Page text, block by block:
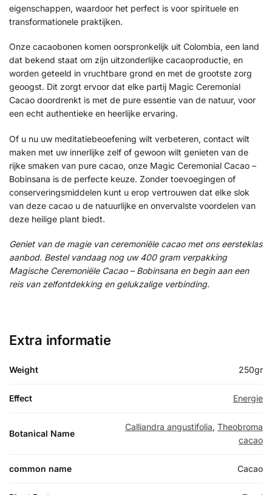
eigenschappen, waardoor het perfect is voor spirituele en
transformationele praktijken.
Onze cacaobonen komen oorspronkelijk uit Colombia, een land
dat bekend staat om zijn uitzonderlijke cacaoproductie, en
worden geteeld in vruchtbare grond en met de grootste zorg
geoogst. Dit zorgt ervoor dat elke partij Magic Ceremonial
Cacao doordrenkt is met de pure essentie van de natuur, voor
een echt authentieke en heerlijke ervaring.
Of u nu uw meditatiebeoefening wilt verbeteren, contact wilt
maken met uw innerlijke zelf of gewoon wilt genieten van de
rijke smaken van pure cacao, onze Magic Ceremonial Cacao –
Bobinsana is de perfecte keuze. Zonder toevoegingen of
conserveringsmiddelen kunt u erop vertrouwen dat elke slok
van deze cacao u de natuurlijke en onvervalste voordelen van
deze heilige plant biedt.
Geniet van de magie van ceremoniële cacao met ons eersteklas
aanbod. Bestel vandaag nog uw 400 gram verpakking
Magische Ceremoniële Cacao – Bobinsana en begin aan een
reis van zelfontdekking en gelukzalige verbinding.
Extra informatie
Weight 250gr
Effect Energie
Botanical Name
Calliandra angustifolia, Theobroma
cacao
common name Cacao